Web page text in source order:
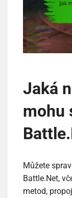
Jaká
mohu
Můžete
Battle.Net,
metod,